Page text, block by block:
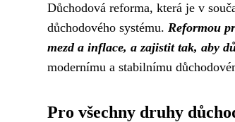
Důchodová reforma, která je v
důchodového systému. Reformou
mezd a inflace, a zajistit tak, aby
modernímu a stabilnímu
Pro všechny druhy